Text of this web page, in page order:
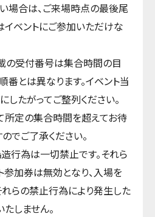
場合は、ご来場時点の最後尾
イベントにご参加いただけな
の受付番号は集合時間の目
番とは異なります。イベント当
したがってご整列ください。
定の集合時間を超えてお待
でご了承ください。
行為は一切禁止です。それら
加券は無効となり、入場を
れらの禁止行為により発生した
しません。